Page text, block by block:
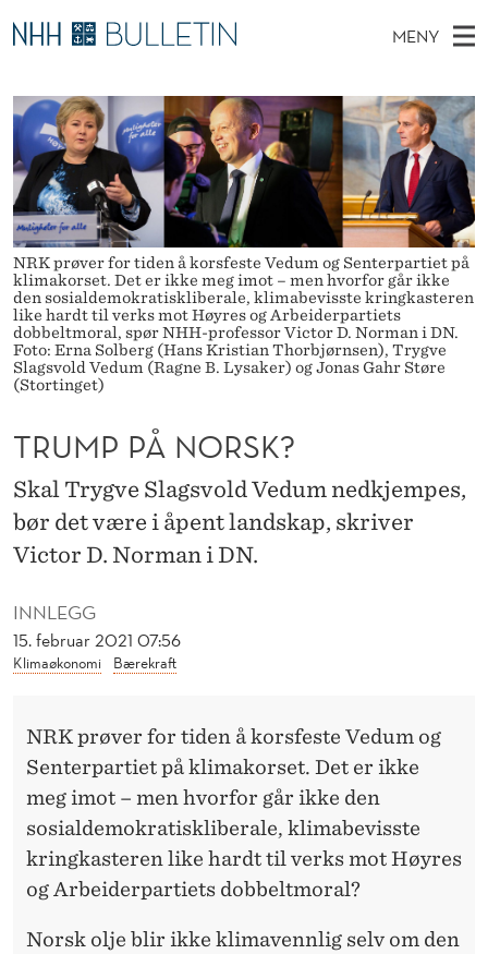
T
R
U
M
P
P
Å
N
O
R
?
MENY
O
V
E
D
M
E
N
Y
Ø
K
I
N
E
T
T
S
T
E
D
E
T
Stipendiater og nye forskerprofiler
Disputaser
Ekspertutvalg
Om Bulletin
NRK prøver for tiden å korsfeste Vedum og Senterpartiet på
klimakorset. Det er ikke meg imot – men hvorfor går ikke
den sosialdemokratiskliberale, klimabevisste kringkasteren
like hardt til verks mot Høyres og Arbeiderpartiets
dobbeltmoral, spør NHH-professor Victor D. Norman i DN.
Foto: Erna Solberg (Hans Kristian Thorbjørnsen), Trygve
Slagsvold Vedum (Ragne B. Lysaker) og Jonas Gahr Støre
(Stortinget)
INNLEGG
15. februar 2021 07:56
Klimaøkonomi Bærekraft
TRUMP PÅ NORSK?
Skal Trygve Slagsvold Vedum nedkjempes,
bør det være i åpent landskap, skriver
Victor D. Norman i DN.
NRK prøver for tiden å korsfeste Vedum og
Senterpartiet på klimakorset. Det er ikke
meg imot – men hvorfor går ikke den
sosialdemokratiskliberale, klimabevisste
kringkasteren like hardt til verks mot Høyres
og Arbeiderpartiets dobbeltmoral?
Norsk olje blir ikke klimavennlig selv om den